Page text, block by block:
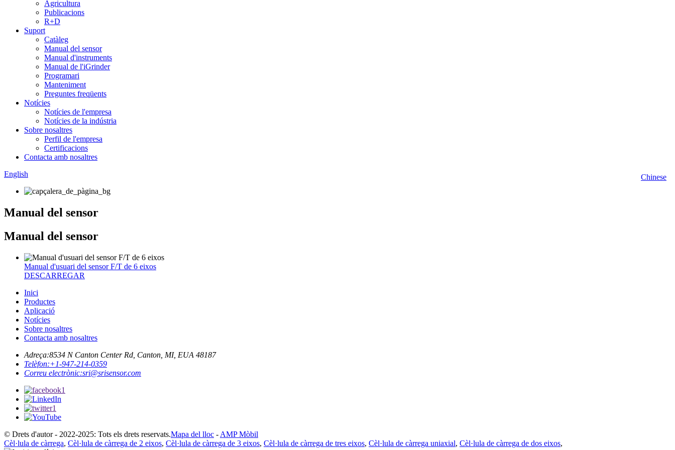
Agricultura
Publicacions
R+D
Suport
Catàleg
Manual del sensor
Manual d'instruments
Manual de l'iGrinder
Programari
Manteniment
Preguntes freqüents
Notícies
Notícies de l'empresa
Notícies de la indústria
Sobre nosaltres
Perfil de l'empresa
Certificacions
Contacta amb nosaltres
Chinese
English
Manual del sensor
Manual del sensor
Manual d'usuari del sensor F/T de 6 eixos
DESCARREGAR
Inici
Productes
Aplicació
Notícies
Sobre nosaltres
Contacta amb nosaltres
Adreça:8534 N Canton Center Rd, Canton, MI, EUA 48187
Telèfon:+1-947-214-0359
Correu electrònic:sri@srisensor.com
© Drets d'autor - 2022-2025: Tots els drets reservats.Mapa del lloc - AMP Mòbil
Cèl·lula de càrrega, Cèl·lula de càrrega de 2 eixos, Cèl·lula de càrrega de 3 eixos, Cèl·lula de càrrega de tres eixos, Cèl·lula de càrrega uniaxial, Cèl·lula de càrrega de dos eixos,